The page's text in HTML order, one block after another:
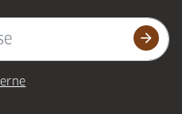
arrow_forward